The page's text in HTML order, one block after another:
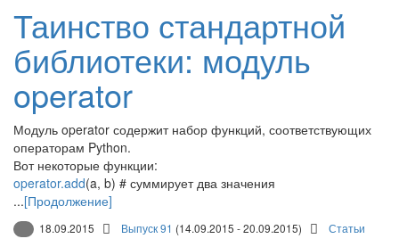
Таинство стандартной
библиотеки: модуль
operator
Модуль operator содержит набор функций, соответствующих
операторам Python.
Вот некоторые функции:
operator.add(a, b) # суммирует два значения
...[Продолжение]
18.09.2015 Выпуск 91 (14.09.2015 - 20.09.2015) Статьи